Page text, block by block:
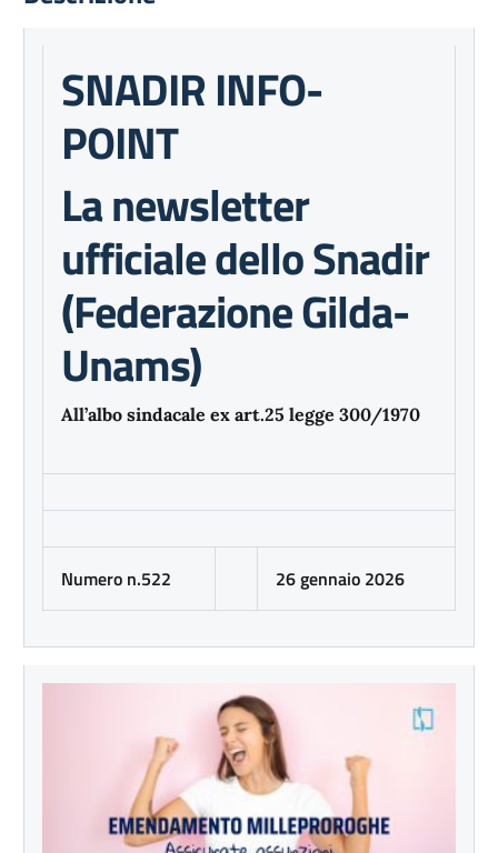
SNADIR INFO-
POINT
La newsletter
ufficiale dello Snadir
(Federazione Gilda-
Unams)
All’albo sindacale ex art.25 legge 300/1970
Numero n.522 26 gennaio 2026